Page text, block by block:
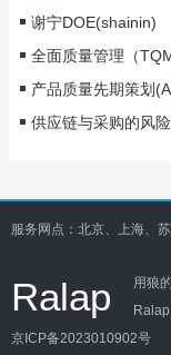
谢宁DOE(shainin)
全面质量管理（TQM
产品质量先期策划
供应链与采购的风
服务网点：北京、上海、
Ralap
用狼
京ICP备2023010902号